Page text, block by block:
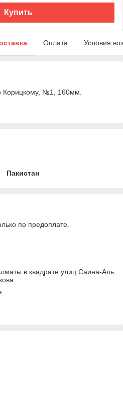
Купить
Оплата Условия
Корицкому, №1, 160мм.
Пакистан
по предоплате.
в квадрате улиц Саина-Аль